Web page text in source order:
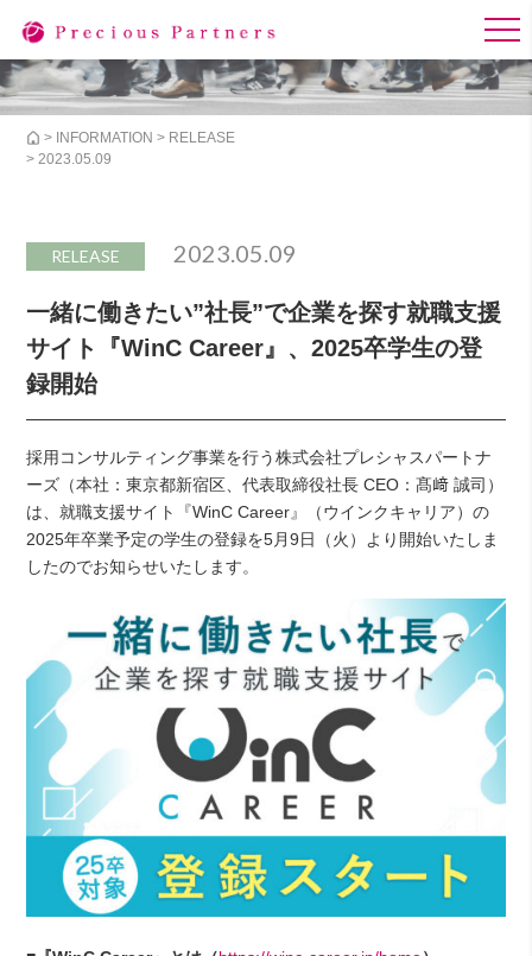
> INFORMATION > RELEASE
> 2023.05.09
RELEASE 2023.05.09
一緒に働きたい”社長”で企業を探す就職支援
サイト『WinC Career』、2025卒学生の登
録開始
採用コンサルティング事業を行う株式会社プレシャスパートナ
ーズ（本社：東京都新宿区、代表取締役社長 CEO：髙﨑 誠司）
は、就職支援サイト『WinC Career』（ウインクキャリア）の
2025年卒業予定の学生の登録を5月9日（火）より開始いたしま
したのでお知らせいたします。